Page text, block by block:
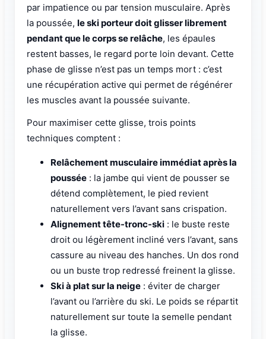
par impatience ou par tension musculaire. Après
la poussée, le ski porteur doit glisser librement
pendant que le corps se relâche, les épaules
restent basses, le regard porte loin devant. Cette
phase de glisse n’est pas un temps mort : c’est
une récupération active qui permet de régénérer
les muscles avant la poussée suivante.
Pour maximiser cette glisse, trois points
techniques comptent :
Relâchement musculaire immédiat après la
poussée : la jambe qui vient de pousser se
détend complètement, le pied revient
naturellement vers l’avant sans crispation.
Alignement tête-tronc-ski : le buste reste
droit ou légèrement incliné vers l’avant, sans
cassure au niveau des hanches. Un dos rond
ou un buste trop redressé freinent la glisse.
Ski à plat sur la neige : éviter de charger
l’avant ou l’arrière du ski. Le poids se répartit
naturellement sur toute la semelle pendant
la glisse.